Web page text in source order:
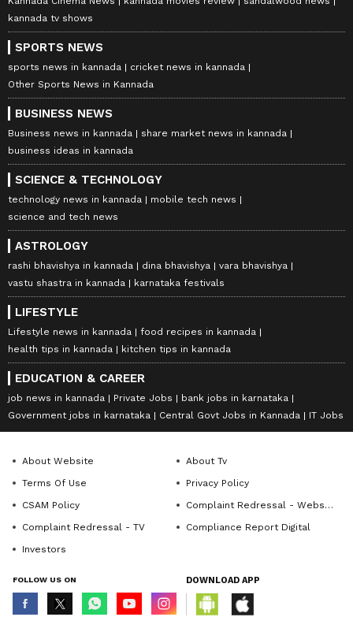
kannada tv shows
SPORTS NEWS
sports news in kannada
cricket news in kannada
Other Sports News in Kannada
BUSINESS NEWS
Business news in kannada
share market news in kannada
business ideas in kannada
SCIENCE & TECHNOLOGY
technology news in kannada
mobile tech news
science and tech news
ASTROLOGY
rashi bhavishya in kannada dina bhavishya
vara bhavishya
vastu shastra in kannada
karnataka festivals
LIFESTYLE
Lifestyle news in kannada
food recipes in kannada
health tips in kannada
kitchen tips in kannada
EDUCATION & CAREER
job news in kannada Private Jobs
bank jobs in karnataka
Government jobs in karnataka
Central Govt Jobs in Kannada IT Jobs
About Website
About Tv
Terms Of Use
Privacy Policy
CSAM Policy
Complaint Redressal - Website
Complaint Redressal - TV
Compliance Report Digital
Investors
FOLLOW US ON DOWNLOAD APP